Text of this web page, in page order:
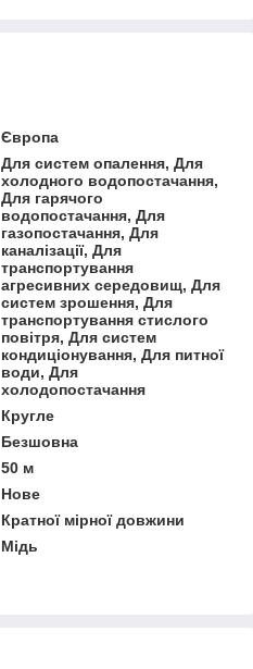
Європа
Для систем опалення, Для
холодного водопостачання,
Для гарячого
водопостачання, Для
газопостачання, Для
каналізації, Для
транспортування
агресивних середовищ, Для
систем зрошення, Для
транспортування стислого
повітря, Для систем
кондиціонування, Для питної
води, Для
холодопостачання
Кругле
Безшовна
50 м
Нове
Кратної мірної довжини
Мідь